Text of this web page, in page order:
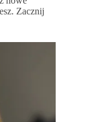
Zacznij